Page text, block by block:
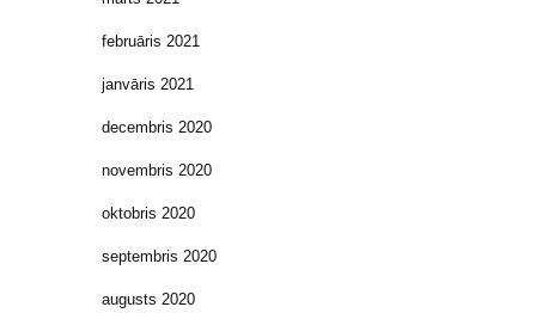
februāris 2021
janvāris 2021
decembris 2020
novembris 2020
oktobris 2020
septembris 2020
augusts 2020